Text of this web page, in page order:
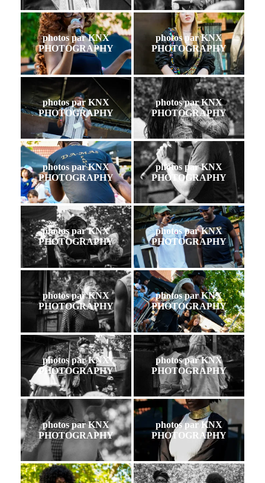
photos par KNX
PHOTOGRAPHY
photos par KNX
PHOTOGRAPHY
photos par KNX
PHOTOGRAPHY
photos par KNX
PHOTOGRAPHY
photos par KNX
PHOTOGRAPHY
photos par KNX
PHOTOGRAPHY
photos par KNX
PHOTOGRAPHY
photos par KNX
PHOTOGRAPHY
photos par KNX
PHOTOGRAPHY
photos par KNX
PHOTOGRAPHY
photos par KNX
PHOTOGRAPHY
photos par KNX
PHOTOGRAPHY
photos par KNX
PHOTOGRAPHY
photos par KNX
PHOTOGRAPHY